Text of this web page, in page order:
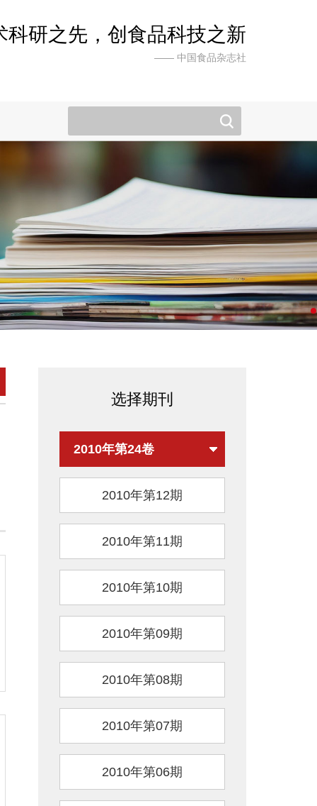
科研之先，创食品科技之新
—— 中国食品杂志社
选择期刊
2010年第24卷
2010年第12期
2010年第11期
2010年第10期
2010年第09期
2010年第08期
2010年第07期
2010年第06期